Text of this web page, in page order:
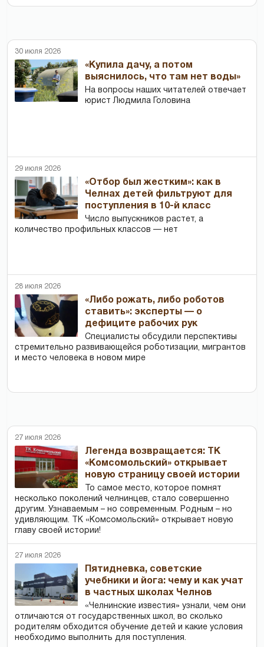
30 июля 2026
«Купила дачу, а потом
выяснилось, что там нет воды»
На вопросы наших читателей отвечает
юрист Людмила Головина
29 июля 2026
«Отбор был жестким»: как в
Челнах детей фильтруют для
поступления в 10-й класс
Число выпускников растет, а
количество профильных классов — нет
28 июля 2026
«Либо рожать, либо роботов
ставить»: эксперты — о
дефиците рабочих рук
Специалисты обсудили перспективы
стремительно развивающейся роботизации, мигрантов
и место человека в новом мире
27 июля 2026
Легенда возвращается: ТК
«Комсомольский» открывает
новую страницу своей истории
То самое место, которое помнят
несколько поколений челнинцев, стало совершенно
другим. Узнаваемым – но современным. Родным – но
удивляющим. ТК «Комсомольский» открывает новую
главу своей истории!
27 июля 2026
Пятидневка, советские
учебники и йога: чему и как учат
в частных школах Челнов
«Челнинские известия» узнали, чем они
отличаются от государственных школ, во сколько
родителям обходится обучение детей и какие условия
необходимо выполнить для поступления.